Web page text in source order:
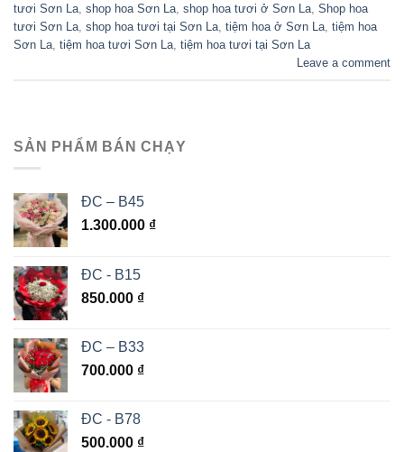
tươi Sơn La shop hoa Sơn La shop hoa tươi ở Sơn La Shop hoa
tươi Sơn La shop hoa tươi tại Sơn La tiệm hoa ở Sơn La tiệm hoa
Sơn La tiệm hoa tươi Sơn La tiệm hoa tươi tại Sơn La
Leave a comment
SẢN PHẨM BÁN CHẠY
ĐC – B45
1.300.000 ₫
ĐC - B15
850.000 ₫
ĐC – B33
700.000 ₫
ĐC - B78
500.000 ₫